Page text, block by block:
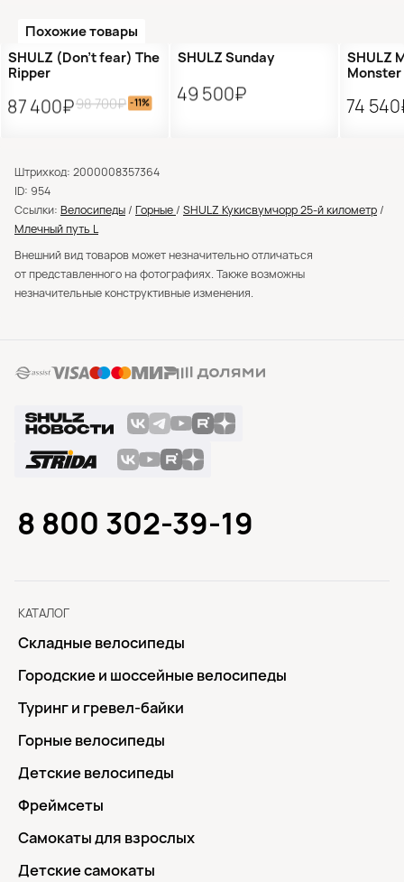
Похожие товары
Распродажа
SHULZ (Don't fear) The
Ripper
87 400₽98 700₽ -11%
Новинка
SHULZ Sunday
49 500₽
SHULZ
Monster
74
Штрихкод: 2000008357364
ID: 954
Ссылки: Велосипеды / Горные / SHULZ Кукисвумчорр 25-й километр /
Млечный путь L
Внешний вид товаров может незначительно отличаться
от представленного на фотографиях. Также возможны
незначительные конструктивные изменения.
КАТАЛОГ
Складные велосипеды
Городские и шоссейные велосипеды
Туринг и гревел-байки
Горные велосипеды
Детские велосипеды
Фреймсеты
Самокаты для взрослых
Детские самокаты
8 800 302-39-19